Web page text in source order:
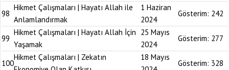
98
Hikmet Çalışmaları | Hayatı Allah ile
Anlamlandırmak
1 Haziran
2024
Gösterim: 242
99
Hikmet Çalışmaları | Hayatı Allah İçin
Yaşamak
25 Mayıs
2024
Gösterim: 277
100
Hikmet Çalışmaları | Zekatın
18 Mayıs
Gösterim: 328